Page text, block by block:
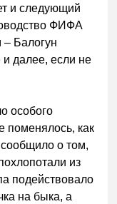
и следующий
ФИФА
– Балогун
далее, если не
особого
поменялось, как
о том,
из
подействовало
на быка, а